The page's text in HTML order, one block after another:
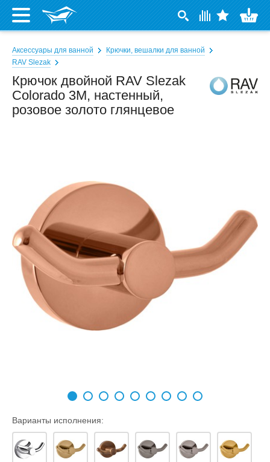
Аксессуары для ванной
Крючки, вешалки для ванной
RAV Slezak
Крючок двойной RAV Slezak
Colorado 3M, настенный,
розовое золото глянцевое
Варианты исполнения: